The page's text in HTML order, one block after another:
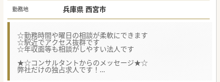
勤務地 兵庫県 西宮市
☆勤務時間や曜日の相談が柔軟にできます
☆駅近でアクセス抜群です
☆年収面等も相談がしやすい法人です
★☆コンサルタントからのメッセージ★☆
弊社だけの独占求人です！
外来メインでご勤務をされたいドクターにオススメです♪